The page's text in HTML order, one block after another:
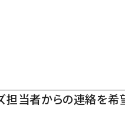
担当者からの連絡を